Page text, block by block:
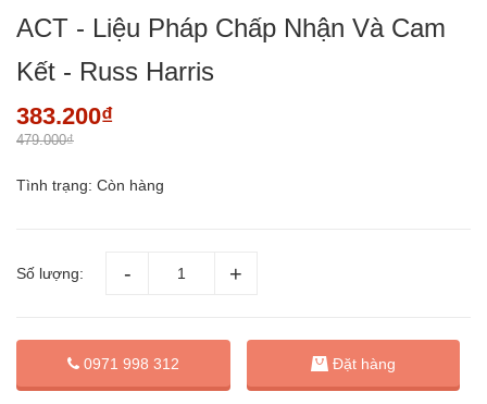
ACT - Liệu Pháp Chấp Nhận Và Cam
Kết - Russ Harris
383.200₫
479.000₫
Tình trạng: Còn hàng
Số lượng:
0971 998 312 Đặt hàng